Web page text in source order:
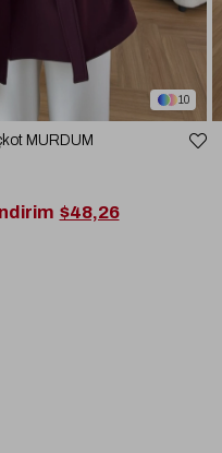
10
MÜRDÜM
$48,26